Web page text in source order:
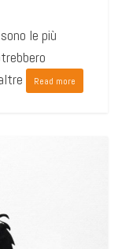
le più
Read more